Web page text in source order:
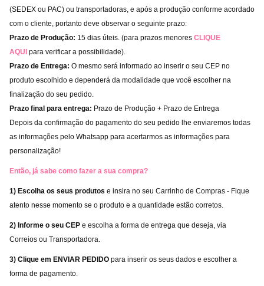
(SEDEX ou PAC) ou transportadoras, e após a produção conforme acordado
com o cliente, portanto deve observar o seguinte prazo:
Prazo de Produção: 15 dias úteis. (para prazos menores CLIQUE
AQUI para verificar a possibilidade).
Prazo de Entrega: O mesmo será informado ao inserir o seu CEP no
produto escolhido e dependerá da modalidade que você escolher na
finalização do seu pedido.
Prazo final para entrega: Prazo de Produção + Prazo de Entrega
Depois da confirmação do pagamento do seu pedido lhe enviaremos todas
as informações pelo Whatsapp para acertarmos as informações para
personalização!
Então, já sabe como fazer a sua compra?
1) Escolha os seus produtos e insira no seu Carrinho de Compras - Fique
atento nesse momento se o produto e a quantidade estão corretos.
2) Informe o seu CEP e escolha a forma de entrega que deseja, via
Correios ou Transportadora.
3) Clique em ENVIAR PEDIDO para inserir os seus dados e escolher a
forma de pagamento.